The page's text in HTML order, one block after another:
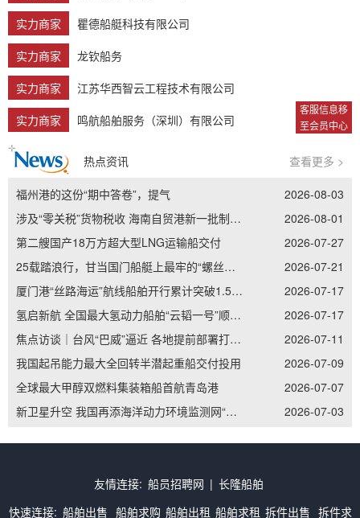
客服信息移
至会员中心
实力商家
瞿德船艇科技有限公司
实力商家
龙钦船务
实力商家
江苏华西智云工程技术有限公司
实力商家
鸣航船舶服务（深圳）有限公司
热点资讯 查看更多 >
福州港的这份“期中答卷”，提气
2026-08-03
涉及“零关税”货物税收 海南自贸港新一批制度集成创新案例发布
2026-08-01
第二艘国产18万方超大型LNG运输船交付
2026-07-27
25载踏浪行，甘当国门船艇上最牢的“螺丝钉”——记南通边检老兵李加立的“硬核”坚守
2026-07-21
厦门港“丝路海运”航线船舶开行累计突破1.5万艘次
2026-07-17
氢启新航 全国最大氢动力船舶“云韬一号”顺利吉水
2026-07-17
焦点访谈｜台风“巴威”逼近 各地提前部署打好防御主动仗
2026-07-11
我国起吊能力最大全回转半潜起重船交付投用
2026-07-09
全球最大甲醇双燃料集装箱船首航青岛港
2026-07-07
新卫星升空 我国再添海洋动力环境监测网“天眼”
2026-07-03
友情连接: 船员招聘网 | 长隆船舶
快速连接: 船舶出售 船舶求购 船舶出租 船舶求租 拆件出售 拆件求